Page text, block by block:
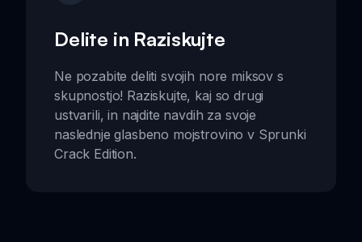
Delite in Raziskujte
Ne pozabite deliti svojih nore miksov s
skupnostjo! Raziskujte, kaj so drugi
ustvarili, in najdite navdih za svoje
naslednje glasbeno mojstrovino v Sprunki
Crack Edition.